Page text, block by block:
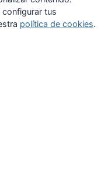
tus
política de cookies.